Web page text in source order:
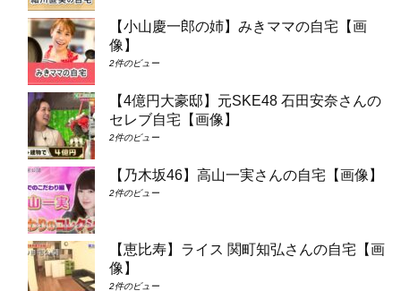
【小山慶一郎の姉】みきママの自宅【画
像】
2件のビュー
【4億円大豪邸】元SKE48 石田安奈さんの
セレブ自宅【画像】
2件のビュー
【乃木坂46】高山一実さんの自宅【画像】
2件のビュー
【恵比寿】ライス 関町知弘さんの自宅【画
像】
2件のビュー